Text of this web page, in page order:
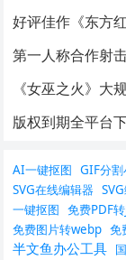
好评佳作《东方
第一人称合作射
《女巫之火》大
版权到期全平台
AI一键抠图 GIF分
SVG在线编辑器
一键抠图 免费PDF转
免费图片转webp 免
半文鱼办公工具